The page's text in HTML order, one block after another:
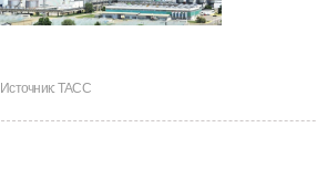
Источник:ТАСС